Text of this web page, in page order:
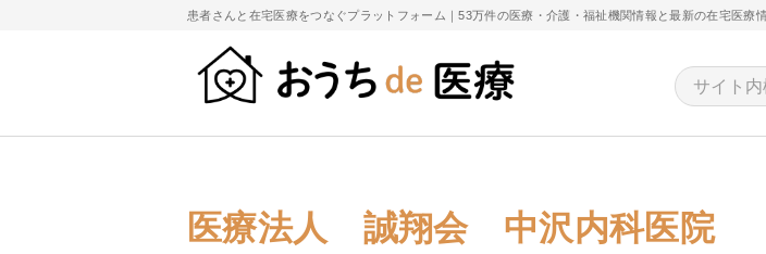
患者さんと在宅医療をつなぐプラットフォーム｜53万件の医療・介護・福祉機関情報と最新の在宅医療
医療法人 誠翔会 中沢内科医院